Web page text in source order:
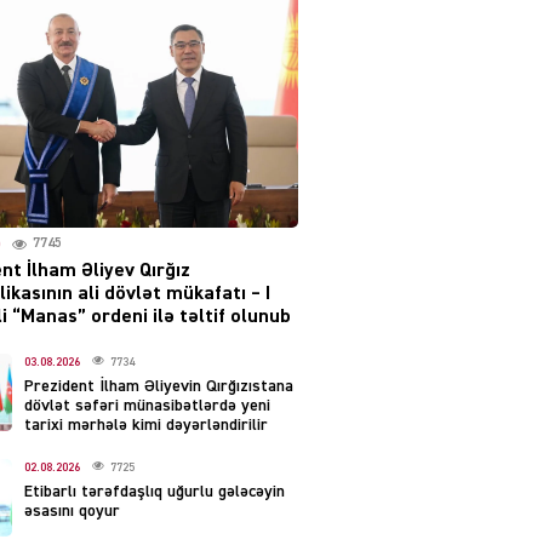
layihəsi ilə bağlı AÇIQLAMA
04.08.2026
Müharibə Rusiyanın belini
bükür
04.08.2026 4001
Ekranlardan uzaq qalan
məşhur aktrisanın yeni
çıxdı
04.08.2026 2168
Hüseyn Həsənov haqqında
həbs qərarı verildi –
Milyonluq əmlakı müsadirə
7745
İlham Əliyev Qırğız
ali dövlət mükafatı – I
“Manas” ordeni ilə təltif olunub
03.08.2026 7734
Prezident İlham Əliyevin Qırğızıstana
dövlət səfəri münasibətlərdə yeni
tarixi mərhələ kimi dəyərləndirilir
02.08.2026 7725
Etibarlı tərəfdaşlıq uğurlu gələcəyin
əsasını qoyur